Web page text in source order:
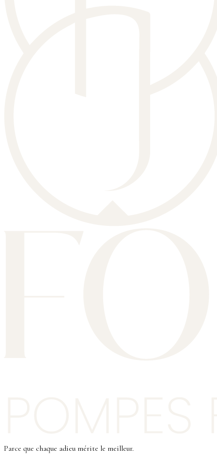
Parce que chaque adieu mérite le meilleur.